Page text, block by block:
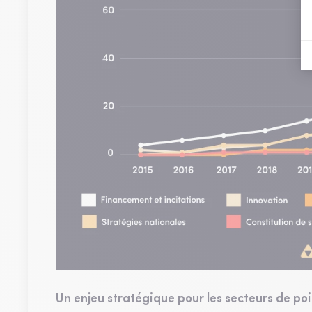
Un enjeu stratégique pour les secteurs de